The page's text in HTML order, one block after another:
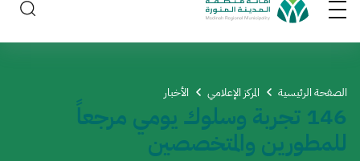
الصفحة الرئيسية المركز الإعلامي الأخبار
146 تجربة وسلوك يومي مرجعاً
للمطورين والمتخصصين